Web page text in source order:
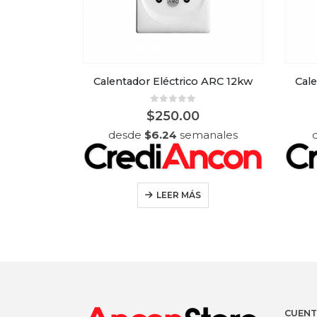
Calentador Eléctrico ARC 12kw
0 out of 5
$250.00
desde $6.24 semanales
LEER MÁS